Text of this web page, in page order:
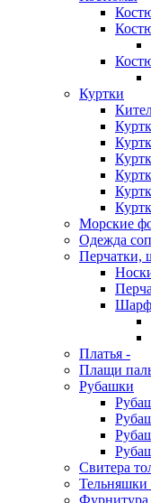
Куртки
Морские
Одежда
Перчатки,
Платья -
Плащи
Рубашки
Свитера
Тельняшки
Фурнитура